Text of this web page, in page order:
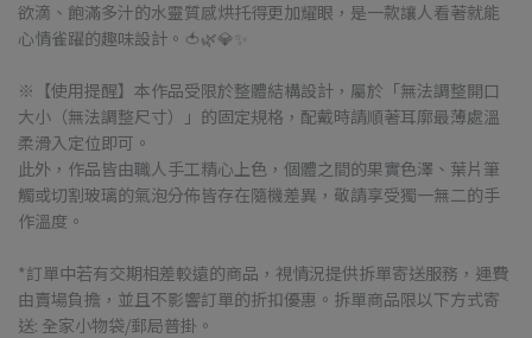
欲滴、飽滿多汁的水靈質感烘托得更加耀眼，是一款讓人看著就能
心情雀躍的趣味設計。🍅🌿💎✨
※【使用提醒】本作品受限於整體結構設計，屬於「無法調整開口
大小（無法調整尺寸）」的固定規格，配戴時請順著耳廓最薄處溫
柔滑入定位即可。
此外，作品皆由職人手工精心上色，個體之間的果實色澤、葉片筆
觸或切割玻璃的氣泡分佈皆存在隨機差異，敬請享受獨一無二的手
作溫度。
*訂單中若有交期相差較遠的商品，視情況提供拆單寄送服務，運費
由賣場負擔，並且不影響訂單的折扣優惠。拆單商品限以下方式寄
送: 全家小物袋/郵局普掛。